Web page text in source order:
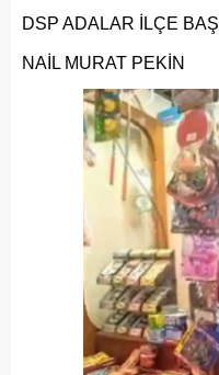
DSP ADALAR İLÇE
NAİL MURAT PEKİN